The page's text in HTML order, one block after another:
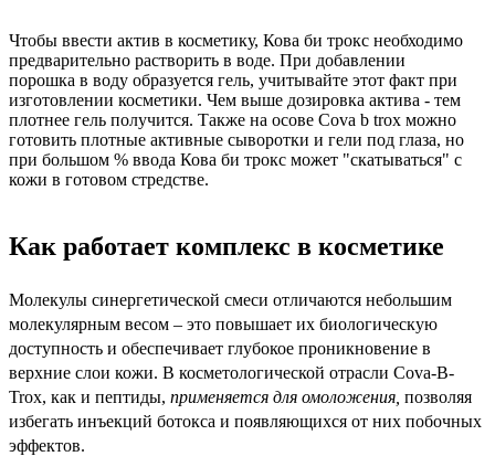
Чтобы ввести актив в косметику, Кова би трокс необходимо
предварительно растворить в воде. При добавлении
порошка в воду образуется гель, учитывайте этот факт при
изготовлении косметики. Чем выше дозировка актива - тем
плотнее гель получится. Также на осове Cova b trox можно
готовить плотные активные сыворотки и гели под глаза, но
при большом % ввода Кова би трокс может "скатываться" с
кожи в готовом стредстве.
Как работает комплекс в косметике
Молекулы синергетической смеси отличаются небольшим
молекулярным весом – это повышает их биологическую
доступность и обеспечивает глубокое проникновение в
верхние слои кожи. В косметологической отрасли Cova-B-
Trox, как и пептиды, применяется для омоложения, позволяя
избегать инъекций ботокса и появляющихся от них побочных
эффектов.